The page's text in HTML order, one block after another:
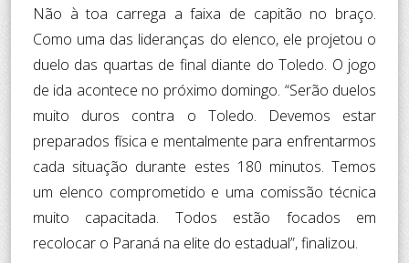
Não à toa carrega a faixa de capitão no braço.
Como uma das lideranças do elenco, ele projetou o
duelo das quartas de final diante do Toledo. O jogo
de ida acontece no próximo domingo. “Serão duelos
muito duros contra o Toledo. Devemos estar
preparados física e mentalmente para enfrentarmos
cada situação durante estes 180 minutos. Temos
um elenco comprometido e uma comissão técnica
muito capacitada. Todos estão focados em
recolocar o Paraná na elite do estadual”, finalizou.